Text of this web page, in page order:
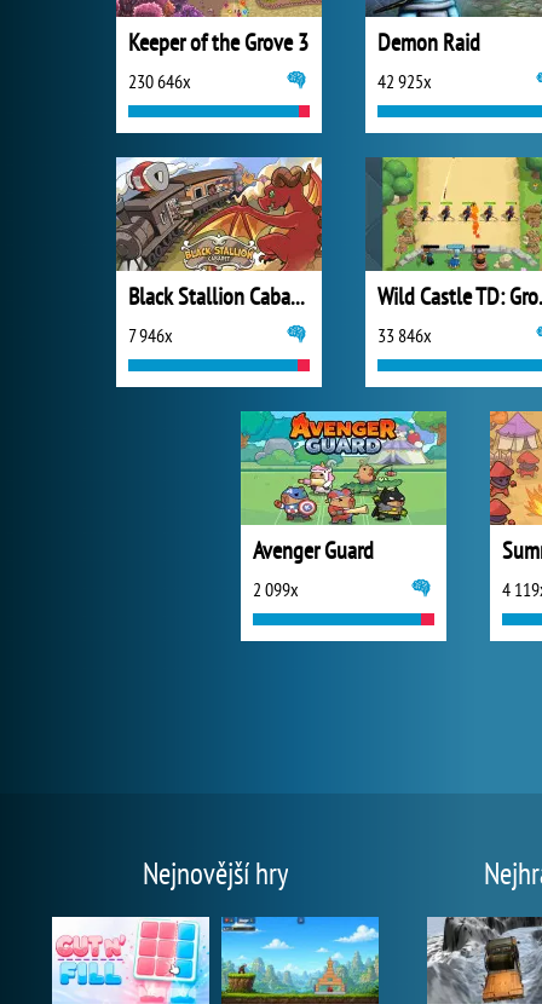
Keeper of the Grove 3
230 646x
Demon Raid
42 925x
Black Stallion Cabaret
7 946x
Wild
33 846x
Avenger Guard
2 099x 4
Nejnovější hry